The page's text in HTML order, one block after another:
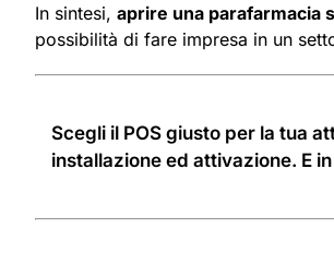
In sintesi, aprire una parafarmacia
possibilità di fare impresa in un
Scegli il POS giusto per la tua
installazione ed attivazione. E